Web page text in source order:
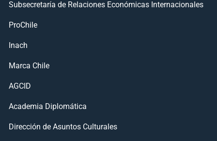
Subsecretaría de Relaciones Económicas Internacionales
ProChile
Inach
Marca Chile
AGCID
Academia Diplomática
Dirección de Asuntos Culturales